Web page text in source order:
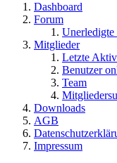
Dashboard
Forum
Unerledigte
Mitglieder
Letzte
Benutzer
Team
Downloads
AGB
Impressum